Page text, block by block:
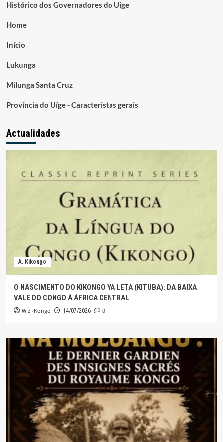
Histórico dos Governadores do Uige
Home
Início
Lukunga
Milunga Santa Cruz
Província do Uíge - Caracteristas gerais
Actualidades
A. Kikongo
O NASCIMENTO DO KIKONGO YA LETA (KITUBA): DA BAIXA
VALE DO CONGO À ÁFRICA CENTRAL
Wizi-Kongo 14/07/2026 0